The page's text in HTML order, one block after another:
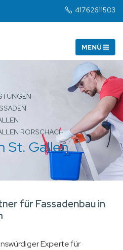
41762611503
RORSCHACH
St. Gallen
für Fassadenbau in
Experte für